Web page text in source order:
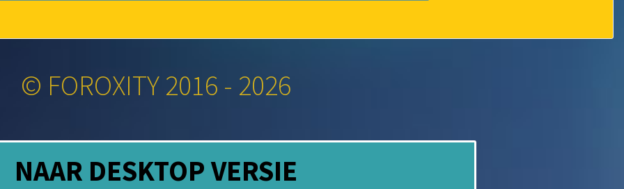
© FOROXITY 2016 - 2026
NAAR DESKTOP VERSIE